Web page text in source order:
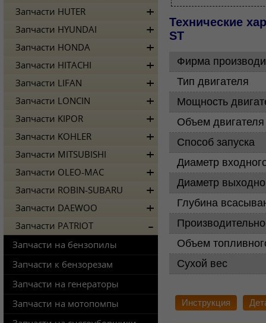
Технические
ST
Фирма
Тип двигателя
Мощность
Объем двигателя
Способ запуска
Диаметр
Диаметр
Глубина
Объем
Сухой вес
Инструкция
Запчасти HUTER
Запчасти HYUNDAI
Запчасти HONDA
Запчасти HITACHI
Запчасти LIFAN
Запчасти LONCIN
Запчасти KIPOR
Запчасти KOHLER
Запчасти MITSUBISHI
Запчасти OLEO-MAC
Запчасти ROBIN-SUBARU
Запчасти DAEWOO
Запчасти PATRIOT
Запчасти на бензопилы
Запчасти к бензорезам
Запчасти на генераторы
Запчасти на мотопомпы